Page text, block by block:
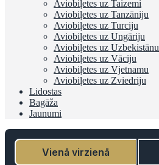
Aviobiļetes uz Taizemi
Aviobiļetes uz Tanzāniju
Aviobiļetes uz Turciju
Aviobiļetes uz Ungāriju
Aviobiļetes uz Uzbekistānu
Aviobiļetes uz Vāciju
Aviobiļetes uz Vjetnamu
Aviobiļetes uz Zviedriju
Lidostas
Bagāža
Jaunumi
Vienā virzienā